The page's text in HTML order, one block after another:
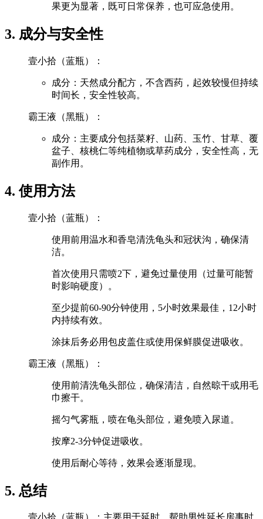
果更为显著，既可日常保养，也可应急使用。
3. 成分与安全性
壹小拾（蓝瓶）：
成分：天然成分配方，不含西药，起效较慢但持续
时间长，安全性较高。
霸王液（黑瓶）：
成分：主要成分包括菜籽、山药、玉竹、甘草、覆
盆子、核桃仁等纯植物或草药成分，安全性高，无
副作用。
4. 使用方法
壹小拾（蓝瓶）：
使用前用温水和香皂清洗龟头和冠状沟，确保清
洁。
首次使用只需喷2下，避免过量使用（过量可能暂
时影响硬度）。
至少提前60-90分钟使用，5小时效果最佳，12小时
内持续有效。
涂抹后务必用包皮盖住或使用保鲜膜促进吸收。
霸王液（黑瓶）：
使用前清洗龟头部位，确保清洁，自然晾干或用毛
巾擦干。
摇匀气雾瓶，喷在龟头部位，避免喷入尿道。
按摩2-3分钟促进吸收。
使用后耐心等待，效果会逐渐显现。
5. 总结